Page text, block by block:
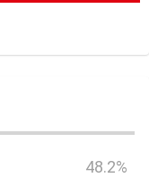
48.2%